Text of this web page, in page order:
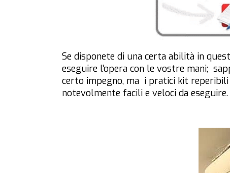
Se disponete di una certa abilità in
eseguire l’opera con le vostre mani;
certo impegno, ma i pratici kit reperibili
notevolmente facili e veloci da eseguire.